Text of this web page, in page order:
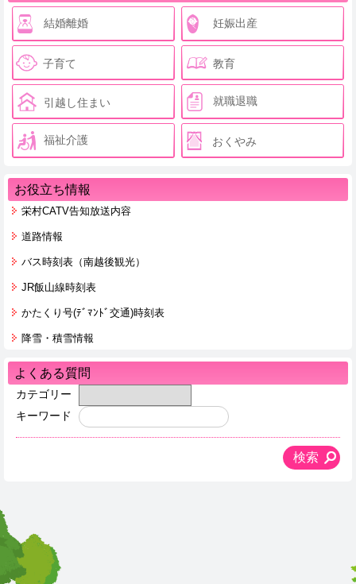
結婚離婚 妊娠出産
子育て 教育
引越し住まい 就職退職
福祉介護 おくやみ
お役立ち情報
栄村CATV告知放送内容
道路情報
バス時刻表（南越後観光）
JR飯山線時刻表
かたくり号(ﾃﾞﾏﾝﾄﾞ交通)時刻表
降雪・積雪情報
よくある質問
カテゴリー
キーワード